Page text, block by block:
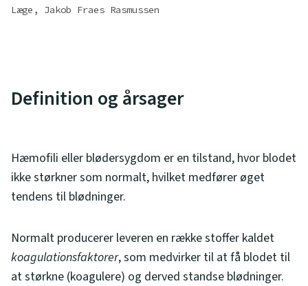
Læge, Jakob Fraes Rasmussen
Definition og årsager
Hæmofili eller blødersygdom er en tilstand, hvor blodet
ikke størkner som normalt, hvilket medfører øget
tendens til blødninger.
Normalt producerer leveren en række stoffer kaldet
koagulationsfaktorer, som medvirker til at få blodet til
at størkne (koagulere) og derved standse blødninger.